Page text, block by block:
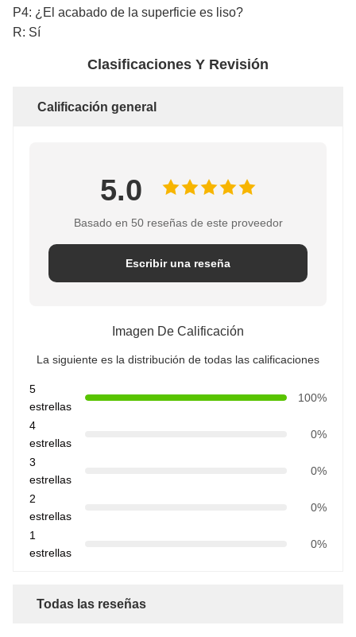
P4: ¿El acabado de la superficie es liso?
R: Sí
Clasificaciones Y Revisión
Calificación general
5.0
Basado en 50 reseñas de este proveedor
Escribir una reseña
Imagen De Calificación
La siguiente es la distribución de todas las calificaciones
5
estrellas
100%
4
estrellas
0%
3
estrellas
0%
2
estrellas
0%
1
estrellas
0%
Todas las reseñas